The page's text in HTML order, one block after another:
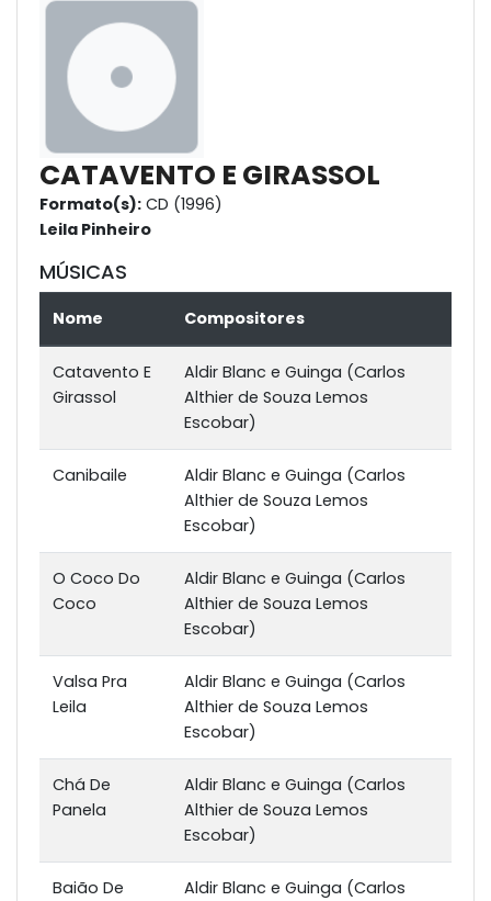
CATAVENTO E GIRASSOL
Formato(s): CD (1996)
Leila Pinheiro
MÚSICAS
Nome Compositores
Catavento E
Girassol
Aldir Blanc e Guinga (Carlos
Althier de Souza Lemos
Escobar)
Canibaile
Aldir Blanc e Guinga (Carlos
Althier de Souza Lemos
Escobar)
O Coco Do
Coco
Aldir Blanc e Guinga (Carlos
Althier de Souza Lemos
Escobar)
Valsa Pra
Leila
Aldir Blanc e Guinga (Carlos
Althier de Souza Lemos
Escobar)
Chá De
Panela
Aldir Blanc e Guinga (Carlos
Althier de Souza Lemos
Escobar)
Baião De
Aldir Blanc e Guinga (Carlos